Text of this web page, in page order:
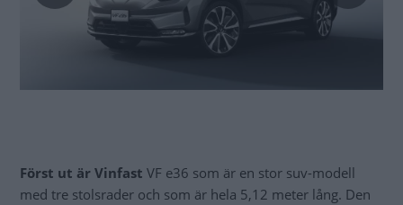
Först ut är Vinfast VF e36 som är en stor suv-modell
med tre stolsrader och som är hela 5,12 meter lång. Den